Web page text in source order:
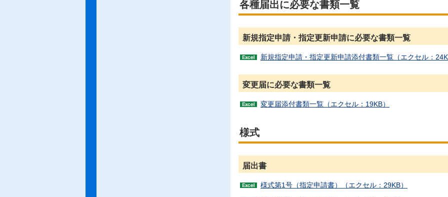
各種届出に必要な書類一覧
新規指定申請・指定更新申請に必要な書類一覧
新規指定申請・指定更新申請添付書類一覧（エクセル：
変更届に必要な書類一覧
変更届添付書類一覧（エクセル：19KB）
様式
届出書
様式第1号（指定申請書）（エクセル：29KB）